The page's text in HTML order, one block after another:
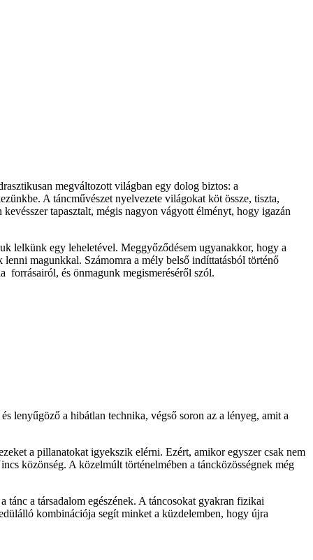
megváltozott világban egy dolog biztos: a
A táncművészet nyelvezete világokat köt össze, tiszta,
tapasztalt, mégis nagyon vágyott élményt, hogy igazán
lelkünk egy leheletével. Meggyőződésem ugyanakkor, hogy a
magunkkal. Számomra a mély belső indíttatásból történő
forrásairól, és önmagunk megismeréséről szól.
lenyűgöző a hibátlan technika, végső soron az a lényeg, amit a
a pillanatokat igyekszik elérni. Ezért, amikor egyszer csak nem
közönség. A közelmúlt történelmében a táncközösségnek még
a társadalom egészének. A táncosokat gyakran fizikai
kombinációja segít minket a küzdelemben, hogy újra